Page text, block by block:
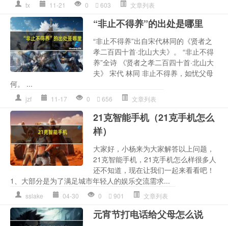
tx 11-21 0 603 文章列表
“非止不得养”的出处是哪里
“非止不得养”出自宋代林同的《贤者之
孝二百四十首·北山大夫》。 “非止不得
养”全诗 《贤者之孝二百四十首·北山大
夫》 宋代 林同 非止不得养，如忧父母
何。 ...
jzf 11-17 0 656 文章列表
21克智能手机（21克手机怎么
样）
大家好，小杨来为大家解答以上问题，
21克智能手机，21克手机怎么样很多人
还不知道，现在让我们一起来看看吧！
1、大部分是为了满足城市年轻人的娱乐交流需求...
sslake 04-30 0 901 文章列表
元宵节打电话给父母怎么说